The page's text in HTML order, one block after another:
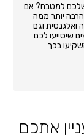
למטבח? אם
יותר ממה
ואלגנטית וגם
שיסייעו לכם
בכך
אתכם